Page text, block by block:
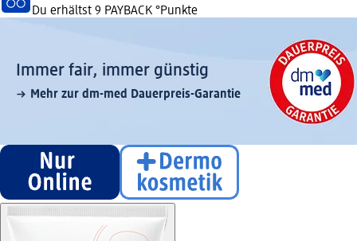
Du erhältst 9 PAYBACK °Punkte
Immer fair,­ immer günstig
Mehr zur dm-med Dauerpreis-Garantie